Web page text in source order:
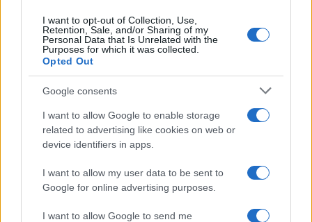
I want to opt-out of Collection, Use,
Retention, Sale, and/or Sharing of my
Personal Data that Is Unrelated with the
Purposes for which it was collected.
Opted Out
Google consents
I want to allow Google to enable storage
related to advertising like cookies on web or
device identifiers in apps.
I want to allow my user data to be sent to
Google for online advertising purposes.
I want to allow Google to send me
Meteo Olbia 7 agosto, sole e caldo tornano
protagonisti
Test tunnel Olbia: rampe chiuse ancora fino a
fine agosto
Aggius conquista la classifica delle mete più
amate dell’estate 2026